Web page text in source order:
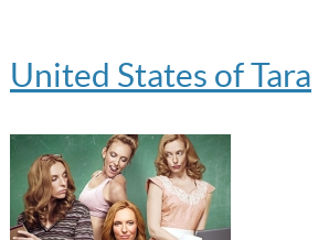
United States of Tara